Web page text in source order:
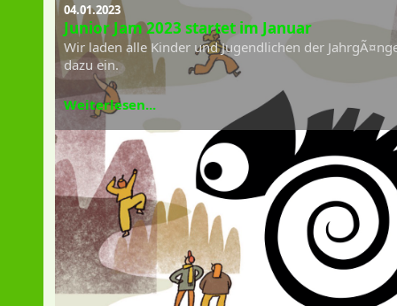
04.01.2023
Junior Jam 2023 startet im Januar
Wir laden alle Kinder und Jugendlichen der
dazu ein.
Weiterlesen...